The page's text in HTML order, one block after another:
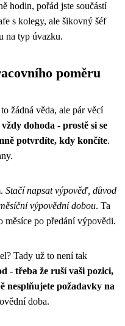
hodin, pořád jste součástí
s kolegy, ale šikovný šéf
na typ úvazku.
poměru
žádná věda, ale pár věcí
dohoda - prostě si se
potvrdíte, kdy končíte.
Stačí napsat výpověď, důvod
výpovědní dobou. Ta
měsíce po předání výpovědi.
Tady už to není tak
- třeba že ruší vaši pozici,
nesplňujete požadavky na
doba.